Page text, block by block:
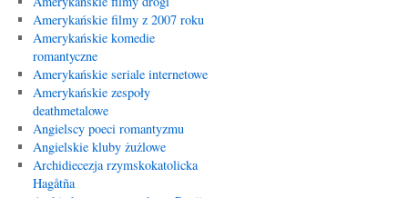
Amerykańskie filmy z 2007 roku
Amerykańskie komedie
romantyczne
Amerykańskie seriale internetowe
Amerykańskie zespoły
deathmetalowe
Angielscy poeci romantyzmu
Angielskie kluby żużlowe
Archidiecezja rzymskokatolicka
Hagåtña